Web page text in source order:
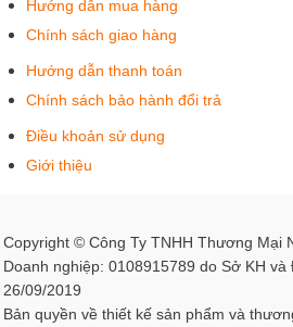
Hướng dẫn mua hàng
Chính sách giao hàng
Hướng dẫn thanh toán
Chính sách bảo hành đổi trả
Điều khoản sử dụng
Giới thiệu
Copyright © Công Ty TNHH Thương Mại
Doanh nghiệp: 0108915789 do Sở KH
26/09/2019
Bản quyền về thiết kế sản phẩm và